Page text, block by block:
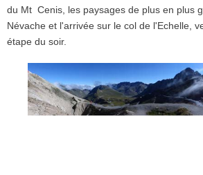
du Mt Cenis, les paysages de plus en plus
Névache et l'arrivée sur le col de l'Echelle,
étape du soir.